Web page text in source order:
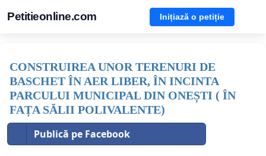
Petitieonline.com Inițiază o petiție
CONSTRUIREA UNOR TERENURI DE
BASCHET ÎN AER LIBER, ÎN INCINTA
PARCULUI MUNICIPAL DIN ONEȘTI ( ÎN
FAȚA SĂLII POLIVALENTE)
Publică pe Facebook